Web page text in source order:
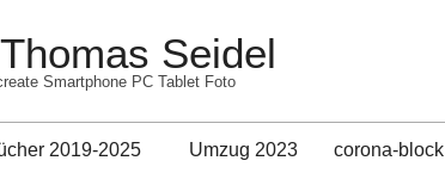
Seidel
Smartphone PC Tablet Foto
2019-2025 Umzug 2023 corona-block